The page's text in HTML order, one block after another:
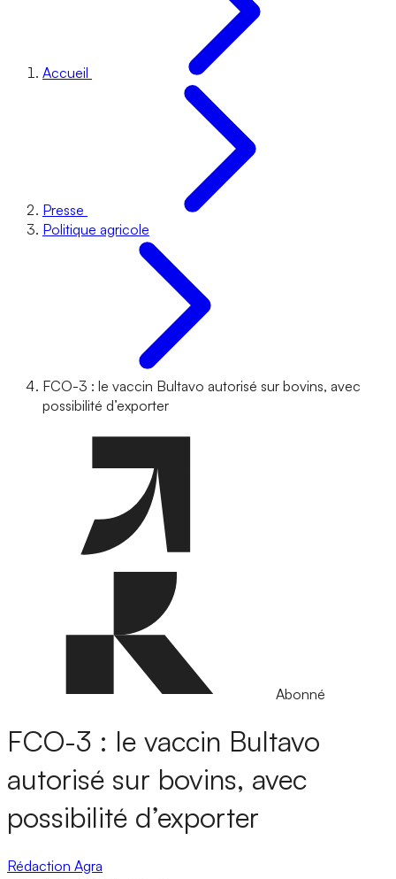
Accueil
Presse
Politique agricole
FCO-3 : le vaccin Bultavo autorisé sur bovins, avec
possibilité d’exporter
Abonné
FCO-3 : le vaccin Bultavo
autorisé sur bovins, avec
possibilité d’exporter
Rédaction Agra